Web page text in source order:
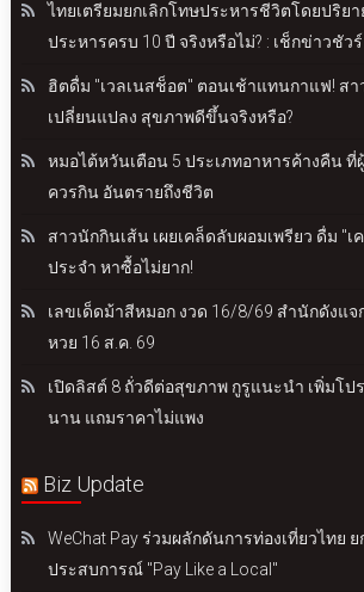
ไทยเตรียมยกเลิกโทษประหารชีวิตโดยปริยา
ประหารครบ 10 ปี จริงหรือไม่? : เช็กข่าวชัวร์
ฮิตดื่ม "เวลเนสช็อต" ตอนเช้าแทนกาแฟ! สา
เปลี่ยนแปลง สุขภาพดีขึ้นจริงหรือ?
หมอไต้หวันเตือน 5 ประเภทอาหารค้างคืน ที่
ควรกิน อันตรายถึงชีวิต
สาวนักกินเส้น เผยเคล็ดลับผอมเพรียว ดื่ม "เ
ประจำ หาซื้อไม่ยาก!
เลขเด็ดม้าสีหมอก งวด 16/8/69 สำนักดังแจ
หวย 16 ส.ค. 69
เปิดลิสต์ 8 ถั่วดีต่อสุขภาพ กูรูแนะนำ เพิ่มโป
นาน แถมราคาไม่แพง
Biz Update
WeChat Pay ร่วมผลักดันการท่องเที่ยวไทย
ประสบการณ์ "Pay Like a Local"